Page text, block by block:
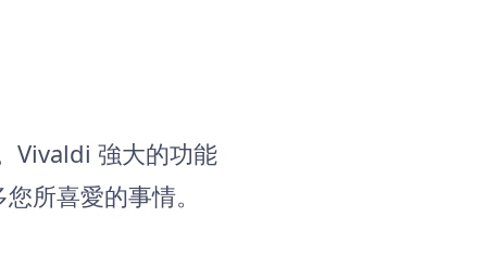
Vivaldi 強大的功能
所喜愛的事情。